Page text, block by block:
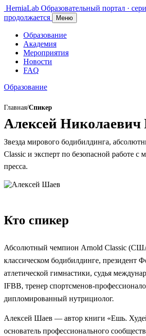
HerniaLab Образовательный портал ·
продолжается
Меню
Образование
Академия
Мероприятия
Новости
FAQ
Образование
Главная/Спикер
Алексей
Звезда мирового бодибилдинга,
Classic и эксперт по безопасной работе
пресса.
Кто спикер
Абсолютный чемпион Arnold Classic
классическом бодибилдинге, президент
атлетической гимнастики, судья
IFBB, тренер спортсменов-
дипломированный нутрициолог.
Алексей Шаев — автор книги «Ешь.
основатель профессионального